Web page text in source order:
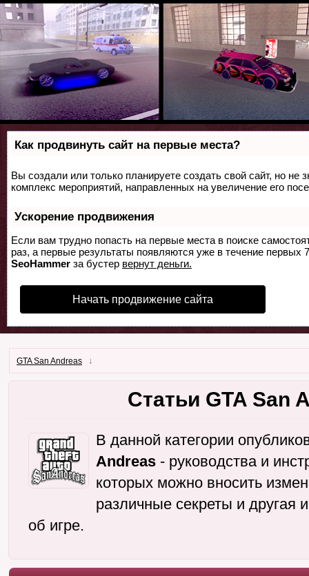
Как продвинуть сайт на первые места?
Вы создали или только планируете создать свой сайт, но не
комплекс мероприятий, направленных на увеличение его
Ускорение продвижения
Если вам трудно попасть на первые места в поиске
раз, а первые результаты появляются уже в течение первых
SeoHammer за бустер вернут деньги.
Начать продвижение сайта
GTA San Andreas ↓
Статьи GTA San
В данной категории
Andreas - руководства и
которых можно вносить
различные секреты и другая
об игре.